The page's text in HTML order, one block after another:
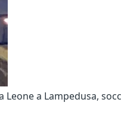
a Lampedusa,